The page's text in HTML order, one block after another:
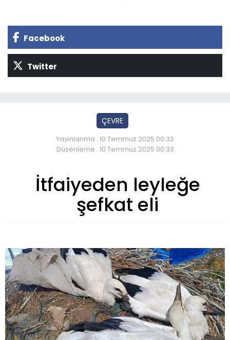
Facebook
Twitter
ÇEVRE
Yayınlanma : 10 Temmuz 2025 00:32
Düzenleme : 10 Temmuz 2025 00:33
İtfaiyeden leyleğe
şefkat eli